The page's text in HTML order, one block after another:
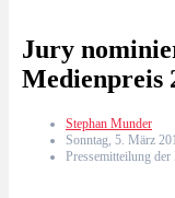
Jury
Medienpreis
Stephan Munder
Sonntag, 5. März
Pressemitteilung